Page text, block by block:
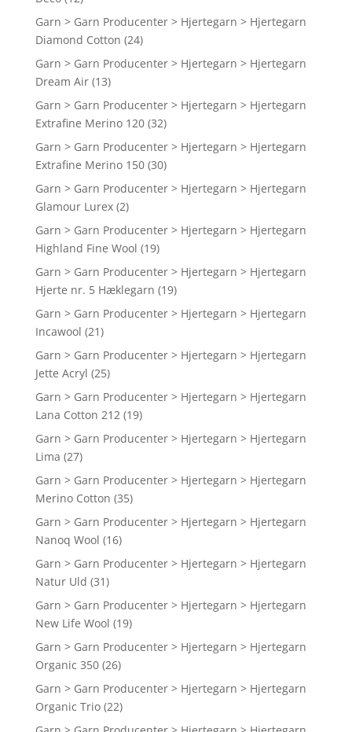
Garn > Garn Producenter > Hjertegarn > Hjertegarn
Diamond Cotton (24)
Garn > Garn Producenter > Hjertegarn > Hjertegarn
Dream Air (13)
Garn > Garn Producenter > Hjertegarn > Hjertegarn
Extrafine Merino 120 (32)
Garn > Garn Producenter > Hjertegarn > Hjertegarn
Extrafine Merino 150 (30)
Garn > Garn Producenter > Hjertegarn > Hjertegarn
Glamour Lurex (2)
Garn > Garn Producenter > Hjertegarn > Hjertegarn
Highland Fine Wool (19)
Garn > Garn Producenter > Hjertegarn > Hjertegarn
Hjerte nr. 5 Hæklegarn (19)
Garn > Garn Producenter > Hjertegarn > Hjertegarn
Incawool (21)
Garn > Garn Producenter > Hjertegarn > Hjertegarn
Jette Acryl (25)
Garn > Garn Producenter > Hjertegarn > Hjertegarn
Lana Cotton 212 (19)
Garn > Garn Producenter > Hjertegarn > Hjertegarn
Lima (27)
Garn > Garn Producenter > Hjertegarn > Hjertegarn
Merino Cotton (35)
Garn > Garn Producenter > Hjertegarn > Hjertegarn
Nanoq Wool (16)
Garn > Garn Producenter > Hjertegarn > Hjertegarn
Natur Uld (31)
Garn > Garn Producenter > Hjertegarn > Hjertegarn
New Life Wool (19)
Garn > Garn Producenter > Hjertegarn > Hjertegarn
Organic 350 (26)
Garn > Garn Producenter > Hjertegarn > Hjertegarn
Organic Trio (22)